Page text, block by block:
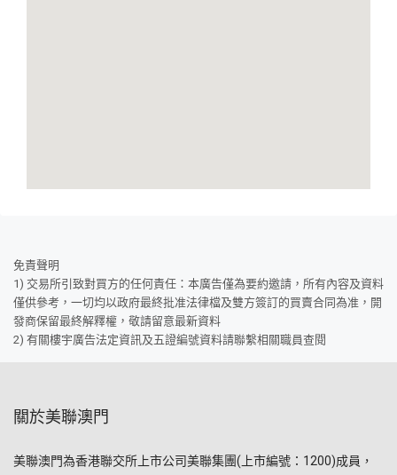
免責聲明
1) 交易所引致對買方的任何責任：本廣告僅為要約邀請，所有內容及資料
僅供參考，一切均以政府最終批准法律檔及雙方簽訂的買賣合同為准，開
發商保留最終解釋權，敬請留意最新資料
2) 有關樓宇廣告法定資訊及五證編號資料請聯繫相關職員查閱
關於美聯澳門
美聯澳門為香港聯交所上市公司美聯集團(上市編號：1200)成員，